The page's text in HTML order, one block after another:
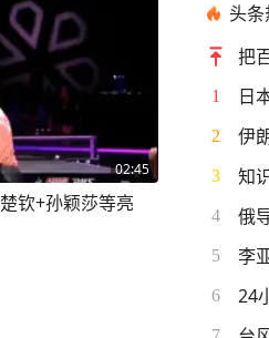
02:45
钦+孙颖莎等亮
头
把
1
2 伊
3 知
4 俄
5 李
6 24